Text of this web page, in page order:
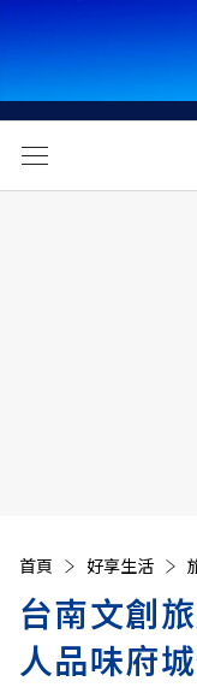
首頁 好享生活
台南文創
人品味府